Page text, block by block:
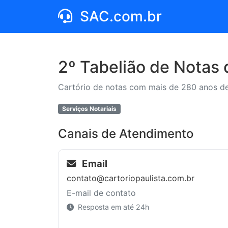
SAC.com.br
2º Tabelião de Notas
Cartório de notas com mais de 280 anos
Serviços Notariais
Canais de Atendimento
Email
contato@cartoriopaulista.com.br
E-mail de contato
Resposta em até 24h